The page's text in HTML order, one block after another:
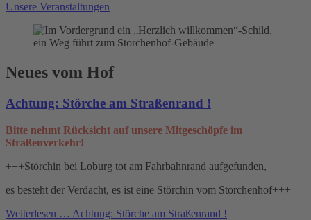
Unsere Veranstaltungen
Neues vom Hof
Achtung: Störche am Straßenrand !
Bitte nehmt Rücksicht auf unsere Mitgeschöpfe im
Straßenverkehr!
+++Störchin bei Loburg tot am Fahrbahnrand aufgefunden,
es besteht der Verdacht, es ist eine Störchin vom Storchenhof+++
Weiterlesen … Achtung: Störche am Straßenrand !